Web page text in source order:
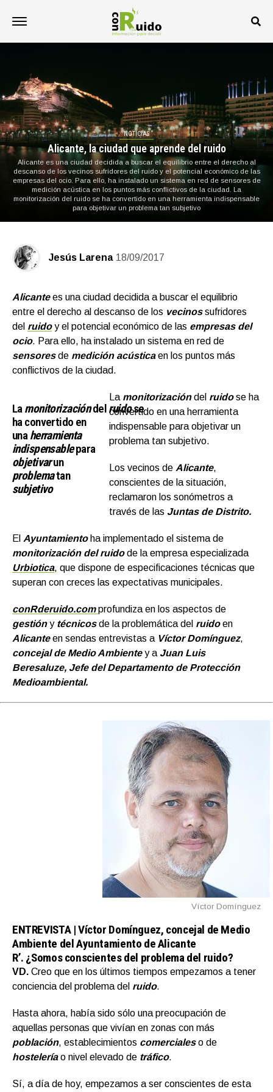
NOTICIAS
Alicante, la ciudad que aprende del ruido
Alicante es una ciudad decidida a buscar el equilibrio entre el derecho al
descanso de los vecinos sufridores del ruido y el potencial económico de las
empresas del ocio. Para ello, ha instalado un sistema en red de sensores de
medición acústica en los puntos más conflictivos de la ciudad. La
monitorización del ruido se ha convertido en una herramienta indispensable
para objetivar un problema tan subjetivo
Jesús Larena 18/09/2017
Alicantees una ciudad decidida a buscar el equilibrio
entre el derecho al descanso de los vecinossufridores
del ruidoy el potencial económico de las empresas del
ocio. Para ello, ha instalado un sistema en red de
sensoresde medición acústicaen los puntos más
conflictivos de la ciudad.
Lamonitorizacióndelruidose
ha convertido en
unaherramienta
indispensablepara
objetivarun
problematan
subjetivo
La monitorizacióndel ruido se ha
convertido en una herramienta
indispensable para objetivar un
problema tan subjetivo.
Los vecinos de Alicante,
conscientes de la situación,
reclamaron los sonómetros a
través de las Juntas de Distrito.
El Ayuntamientoha implementado el sistema de
monitorización del ruidode la empresa especializada
Urbiotica, que dispone de especificaciones técnicas que
superan con creces las expectativas municipales.
conRderuido.com profundiza en los aspectos de
gestióny técnicosde la problemática del ruidoen
Alicanteen sendas entrevistas a Víctor Domínguez,
concejal de Medio Ambientey a Juan Luis
Beresaluze, Jefe del Departamento de Protección
Medioambiental.
Víctor Domínguez
ENTREVISTA |Víctor Domínguez, concejal de Medio
Ambiente del Ayuntamiento de Alicante
R’. ¿Somos conscientes del problema del ruido?
VD. Creo que en los últimos tiempos empezamos a tener
conciencia del problema del ruido.
Hasta ahora, había sido sólo una preocupación de
aquellas personas que vivían en zonas con más
población, establecimientos comercialeso de
hosteleríao nivel elevado de tráfico.
Sí, a día de hoy, empezamos a ser conscientes de esta